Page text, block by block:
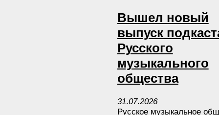
Вышел новый
выпуск
Русского
музыкального
общества
31.07.2026
Русское музыкальное